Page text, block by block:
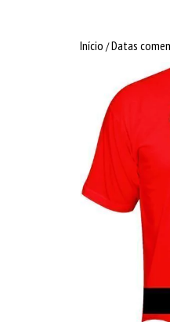
Início /Datas